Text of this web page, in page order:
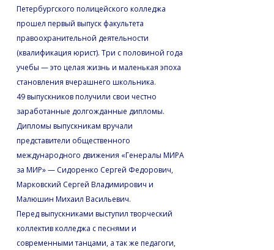
Петербургского полицейского колледжа
прошел первый выпуск факультета
правоохранительной деятельности
(квалификация юрист). Три с половиной года
учебы — это целая жизнь и маленькая эпоха
становления вчерашнего школьника.
49 выпускников получили свои честно
заработанные долгожданные дипломы.
Дипломы выпускникам вручали
представители общественного
международного движения «Генералы МИРА
за МИР» — Сидоренко Сергей Федорович,
Марковский Сергей Владимирович и
Малюшин Михаил Васильевич.
Перед выпускниками выступил творческий
коллектив колледжа с песнями и
современными танцами, а так же педагоги,